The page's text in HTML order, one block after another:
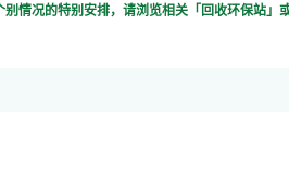
情况的特别安排，请浏览相关「回收环保站」